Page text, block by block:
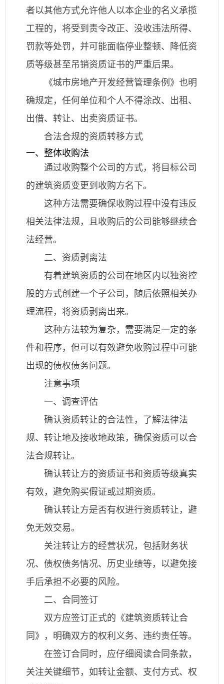
者以其他方式允许他人以本企业的名义承揽
工程的，将受到责令改正、没收违法所得、
罚款等处罚，并可能面临停业整顿、降低资
质等级甚至吊销资质证书的严重后果。
《城市房地产开发经营管理条例》也明
确规定，任何单位和个人不得涂改、出租、
出借、转让、出卖资质证书。
合法合规的资质转移方式
一、整体收购法
通过收购整个公司的方式，将目标公司
的建筑资质变更到收购方名下。
这种方法需要确保收购过程中没有违反
相关法律法规，且收购后的公司能够继续合
法经营。
二、资质剥离法
有着建筑资质的公司在地区内以独资控
股的方式创建一个子公司，随后依照相关办
理流程，将资质剥离出来。
这种方法较为复杂，需要满足一定的条
件和程序，但可以有效避免收购过程中可能
出现的债权债务问题。
注意事项
一、调查评估
确认资质转让的合法性，了解法律法
规、转让地及接收地政策，确保资质可以合
法合规转让。
确认转让方的资质证书和资质等级真实
有效，避免购买假证或过期资质。
确认转让方是否有权进行资质转让，避
免无效交易。
关注转让方的经营状况，包括财务状
况、债权债务情况、历史业绩等，以避免接
手后承担不必要的风险。
二、合同签订
双方应签订正式的《建筑资质转让合
同》，明确双方的权利义务、违约责任等。
在签订合同时，应仔细阅读合同条款，
关注关键细节，如转让金额、支付方式、权